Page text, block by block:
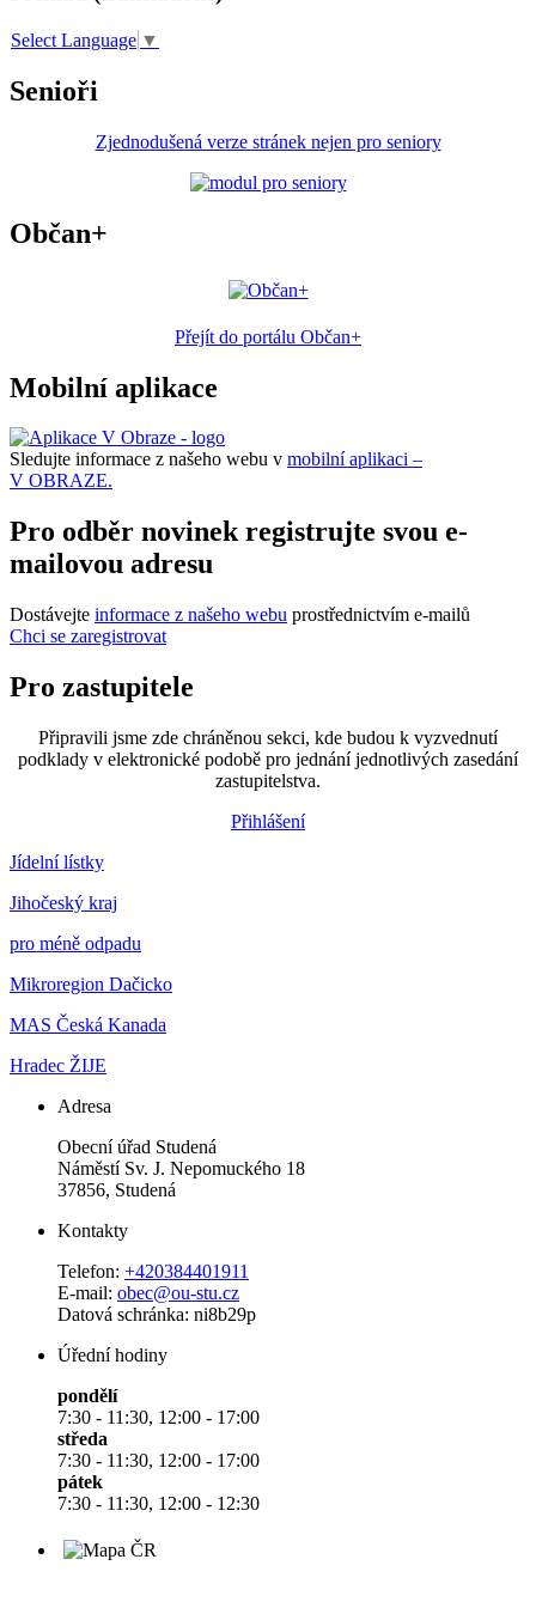
Select Language ▼
Senioři
Zjednodušená verze stránek nejen pro seniory
Občan+
Přejít do portálu Občan+
Mobilní aplikace
Sledujte informace z našeho webu v mobilní aplikaci –
V OBRAZE.
Pro odběr novinek registrujte svou e-
mailovou adresu
Dostávejte informace z našeho webu prostřednictvím e-mailů
Chci se zaregistrovat
Pro zastupitele
Připravili jsme zde chráněnou sekci, kde budou k vyzvednutí
podklady v elektronické podobě pro jednání jednotlivých zasedání
zastupitelstva.
Přihlášení
Jídelní lístky
Jihočeský kraj
pro méně odpadu
Mikroregion Dačicko
MAS Česká Kanada
Hradec ŽIJE
Adresa
Obecní úřad Studená
Náměstí Sv. J. Nepomuckého 18
37856, Studená
Kontakty
Telefon: +420384401911
E-mail: obec@ou-stu.cz
Datová schránka: ni8b29p
Úřední hodiny
pondělí
7:30 - 11:30, 12:00 - 17:00
středa
7:30 - 11:30, 12:00 - 17:00
pátek
7:30 - 11:30, 12:00 - 12:30